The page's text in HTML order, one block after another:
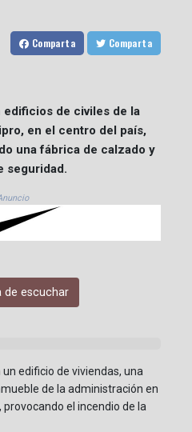
Comparta Comparta
de civiles de la
en el centro del país,
una fábrica de calzado y
seguridad.
de escuchar
edificio de viviendas, una
de la administración en
el incendio de la